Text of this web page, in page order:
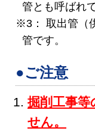
管とも呼ばれ
※3： 取出管（
管です。
●ご注意
掘削工事
せん。